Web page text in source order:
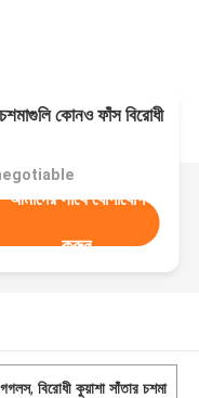
কোনও ফাঁস বিরোধী
আমাদের সাথে যোগাযোগ
করুন
গগলস,বিরোধী কুয়াশা সাঁতার চশমা